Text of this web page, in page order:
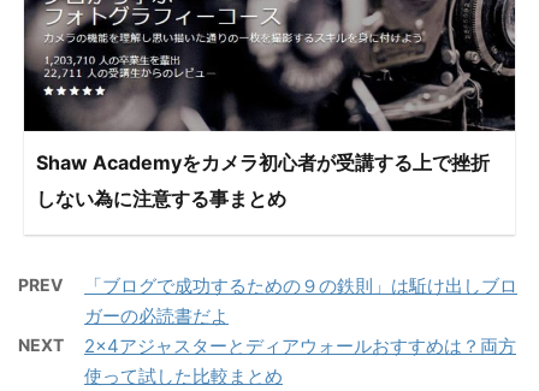
Shaw Academyをカメラ初心者が受講する上で挫折
しない為に注意する事まとめ
PREV
「ブログで成功するための９の鉄則」は駈け出しブロ
ガーの必読書だよ
NEXT
2×4アジャスターとディアウォールおすすめは？両方
使って試した比較まとめ